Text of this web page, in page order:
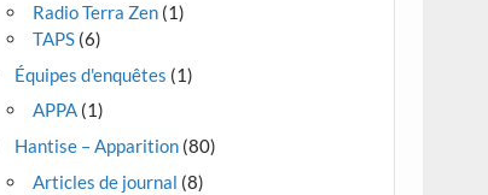
Radio Terra Zen (1)
TAPS (6)
Équipes d'enquêtes (1)
APPA (1)
Hantise – Apparition (80)
Articles de journal (8)